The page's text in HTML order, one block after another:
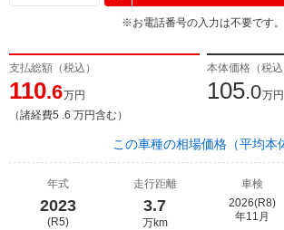
※お電話番号の入力は不要です。
支払総額（税込）
110.6万円
（諸経費5 .6 万円含む）
本体価格（税込
105.0万円
この車種の相場価格（平均本
年式
2023
(R5)
走行距離
3.7
万km
車検
2026(R8)
年11月